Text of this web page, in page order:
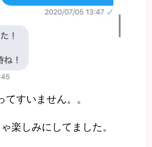
てすいません。。
楽しみにしてました。